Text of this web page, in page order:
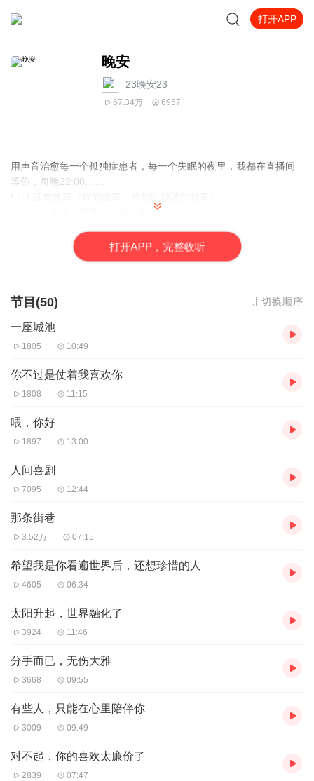
打开APP
晚安
23晚安23
67.34万 6957
用声音治愈每一个孤独症患者，每一个失眠的夜里，我都在直播间
等你，每晚22:00……
人生何止七味，我爱你百感交集……
ᴵ ʰᵒᵖᵉ ᵐʸ ᶠᵘᵗᵘʳᵉ ˢᵉˡᶠ ⁱˢ "ᶜᵒⁿᵗᵉⁿᵗᵉᵈ, ᵖʳᵒᵍʳᵉˢˢⁱᵛᵉ, ᵍᵉⁿᵗˡᵉ ᵃⁿᵈ ᶠⁱʳᵐ·
我希望未来的自己/知足上进/温柔坚定。
长期医嘱：保持释然。
ᵀʰᵉ ᵇᵉˢᵗ ᶠᵒʳᵐ ᵒᶠ ˢᵉˡᶠ-ᵈⁱˢᶜⁱᵖˡⁱⁿᵉ ⁱˢ ᵗᵒ ᵉⁿʲᵒʸ ˡᵒⁿᵉˡⁱⁿᵉˢˢ.
自律的最好状态就是享受孤独。
ᴮᵒʳⁿ ᵃ ˡᵃʸᵐᵃⁿ, ˡⁱᵏᵉ ᵐᵒⁿᵉʸ ᵃⁿᵈ ᵐᵒᵛᵉᵈ.
生而俗人，喜欢金钱和感动。
ᶜᵒᵒˡ ᵃˢ ᵗʰᵉ ʷⁱⁿᵈ, ʷⁱˡᵈ ᵃˢ ᵃ ᵈᵒᵍ, ⁿᵒᵗ ˡᵒᵛᵉᵈ, ᵇᵘᵗ ᵃˡˢᵒ ᶠʳᵉᵉ.
酷的像风/野的像狗/不招人爱/倒也自由。
ᵀʰᵉ ʷᵒʳˡᵈ ⁱˢ ᵗᵒᵒ ⁿᵒⁱˢʸ. ᵀᵃᵏᵉ ᶜᵃʳᵉ ᵒᶠ ʸᵒᵘʳˢᵉˡᶠ.
这世界太吵闹，你要把自己照顾好。
ᶜʰᵉʳⁱˢʰ ᵗʰᵉ ʳᵒᵐᵃⁿᵗⁱᶜ ᵘⁿⁱᵛᵉʳˢᵉ ᵃⁿᵈ ᵗʰᵉ ᵈᵃⁱˡʸ ˡⁱᶠᵉ.
心怀浪漫宇宙，也珍惜人间日常。
ᵀᵒ ᵇᵉ ᵃ ˡᵃʸᵐᵃⁿ, ᵗᵒ ᵗᵃˡᵏ ᵃⁿᵈ ˡᵃᵘᵍʰ ⁱˢ ʰᵉᵃʳᵗˡᵉˢˢ ᵃⁿᵈ ʰᵉᵃʳᵗˡᵉˢˢ·
做个俗人，谈笑风生没心没肺没感情。
ᴷᵉᵉᵖ ˡᵒᵒᵏⁱⁿᵍ ᶠᵒʳʷᵃʳᵈ ᵗᵒ ᵍᵒⁱⁿᵍ ᵗᵒ ᵗʰᵉ ᵐᵒᵘⁿᵗᵃⁱⁿˢ ᵃⁿᵈ ˢᵉᵃˢ·
保持期待，奔赴山海。
ᴵ ʰᵒᵖᵉ ⁱᵗ'ˢ ⁿᵒᵗ ᵒⁿˡʸ ʷⁱⁿᵗᵉʳ ᵇᵘᵗ ᵃˡˢᵒ ʸᵒᵘ.
我希望如约而至的不止冬天还有你。
打开APP，完整收听
节目(50) 切换顺序
一座城池
1805 10:49
你不过是仗着我喜欢你
1808 11:15
喂，你好
1897 13:00
人间喜剧
7095 12:44
那条街巷
3.52万 07:15
希望我是你看遍世界后，还想珍惜的人
4605 06:34
太阳升起，世界融化了
3924 11:46
分手而已，无伤大雅
3668 09:55
有些人，只能在心里陪伴你
3009 09:49
对不起，你的喜欢太廉价了
2839 07:47